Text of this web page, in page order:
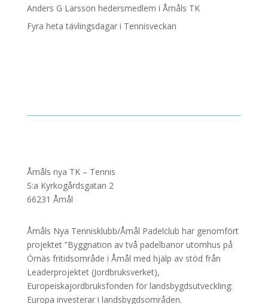
Anders G Larsson hedersmedlem i Åmåls TK
Fyra heta tävlingsdagar i Tennisveckan
Åmåls nya TK – Tennis
S:a Kyrkogårdsgatan 2
66231 Åmål
Åmåls Nya Tennisklubb/Åmål Padelclub har genomfört
projektet ”Byggnation av två padelbanor utomhus på
Örnäs fritidsområde i Åmål med hjälp av stöd från
Leaderprojektet (Jordbruksverket),
Europeiskajordbruksfonden för landsbygdsutveckling:
Europa investerar i landsbygdsområden.